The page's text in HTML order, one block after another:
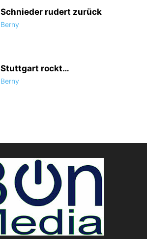
Schnieder rudert zurück
Berny
Stuttgart rockt…
Berny